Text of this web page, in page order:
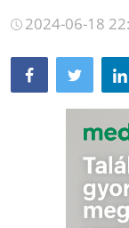
2024-06-18